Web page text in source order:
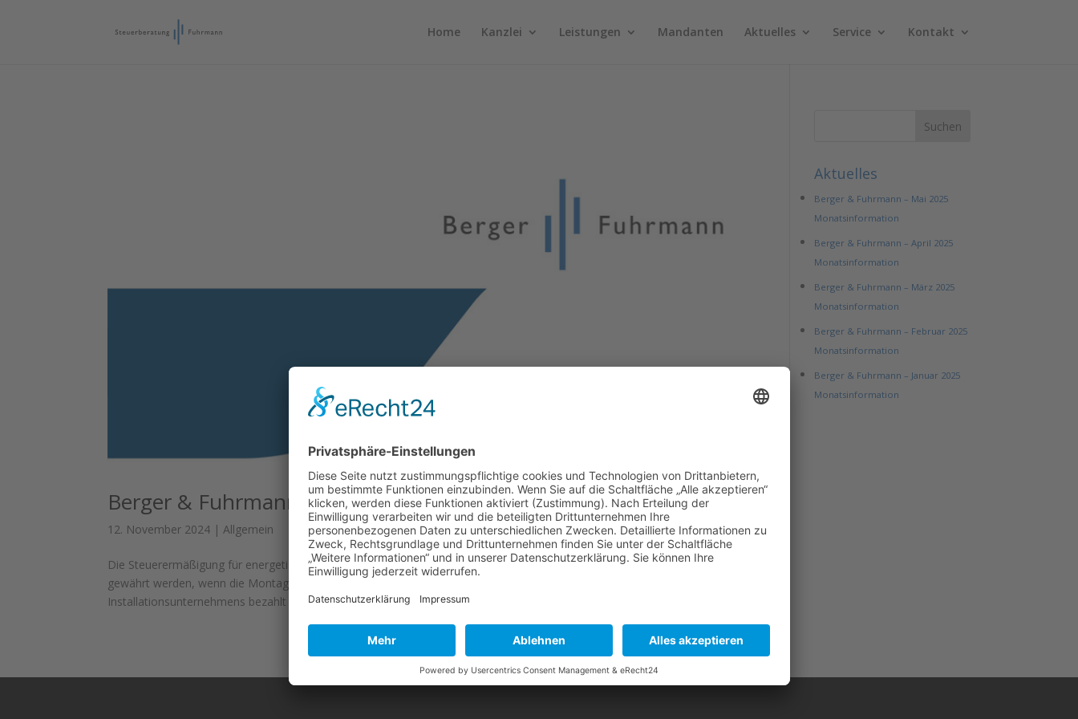
Home Kanzlei Leistungen Mandanten Aktuelles Service Kontakt
Berger & Fuhrmann – Monatsinformation November 2024
12. November 2024 |Allgemein
Die Steuerermäßigung für energetische Maßnahmen, wie z. B. den Einbau eines modernen Heizkessels, kann erst dann
gewährt werden, wenn die Montage vorgenommen und auch der Rechnungsbetrag vollständig auf das Konto des
Installationsunternehmens bezahlt wurde. So...
Aktuelles
Berger & Fuhrmann – Mai 2025
Monatsinformation
Berger & Fuhrmann – April 2025
Monatsinformation
Berger & Fuhrmann – März 2025
Monatsinformation
Berger & Fuhrmann – Februar 2025
Monatsinformation
Berger & Fuhrmann – Januar 2025
Monatsinformation